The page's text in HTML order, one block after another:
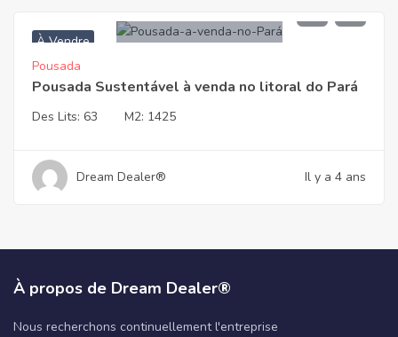
À Vendre
R$1.450.000
Pousada
Pousada Sustentável à venda no litoral do Pará
Des Lits: 63 M2: 1425
Dream Dealer® Il y a 4 ans
À propos de Dream Dealer®
Nous recherchons continuellement l'entreprise